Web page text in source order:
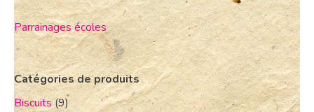
Parrainages écoles
Catégories de produits
Biscuits(9)